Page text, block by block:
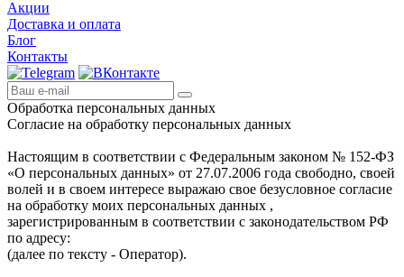
Акции
Доставка и оплата
Блог
Контакты
Обработка персональных данных
Согласие на обработку персональных данных
Настоящим в соответствии с Федеральным законом № 152-ФЗ
«О персональных данных» от 27.07.2006 года свободно, своей
волей и в своем интересе выражаю свое безусловное согласие
на обработку моих персональных данных ,
зарегистрированным в соответствии с законодательством РФ
по адресу:
(далее по тексту - Оператор).